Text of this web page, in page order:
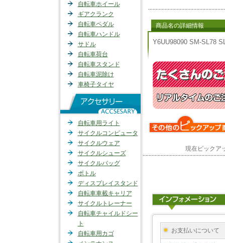
自転車ホイール
ギアクランク
自転車ペダル
自転車ハンドル
サドル
自転車荷台
自転車スタンド
自転車泥除け
車椅子タイヤ
自転車用ライト
サイクルコンピュータ
サイクルウェア
サイクルシューズ
サイクルバッグ
ボトル
ディスプレイスタンド
自転車車載キャリア
サイクルトレーナー
自転車チャイルドシー
ト
自転車用カゴ
商品名の詳細情報
Y6UU98090 SM-SL78
現在ピックア
お支払いについて